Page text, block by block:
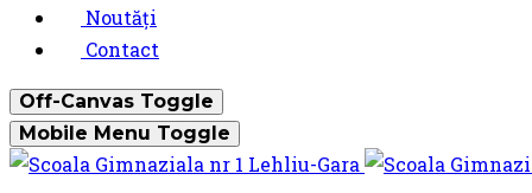
Noutăți
Contact
Off-Canvas Toggle
Mobile Menu Toggle